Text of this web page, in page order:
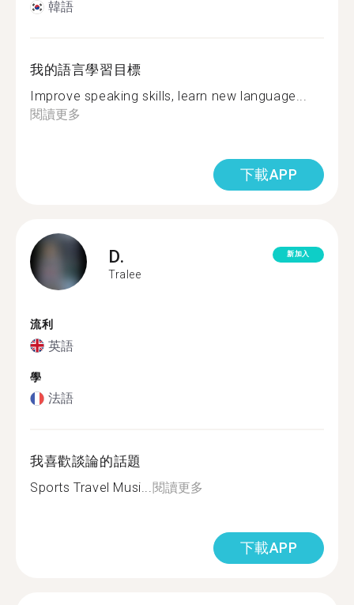
韓語
我的語言學習目標
Improve speaking skills, learn new language...
閱讀更多
下載APP
D.
Tralee
新加入
流利
英語
學
法語
我喜歡談論的話題
Sports Travel Musi...閱讀更多
下載APP